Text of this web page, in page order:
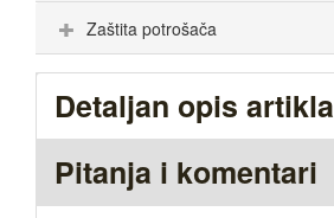
Zaštita potrošača
Detaljan opis artikla
Pitanja i komentari